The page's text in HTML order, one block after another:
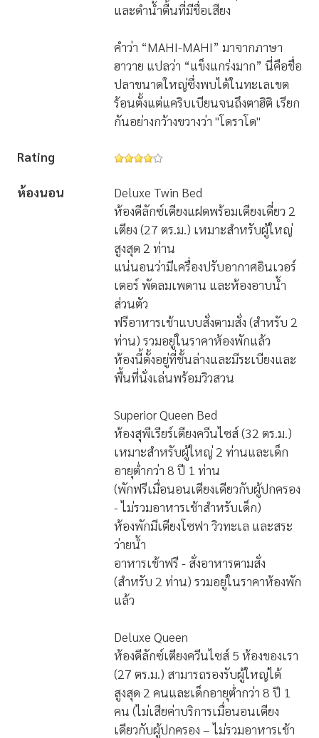
และดำน้ำตื้นที่มีชื่อเสียง
คำว่า “MAHI-MAHI” มาจากภาษา
ฮาวาย แปลว่า “แข็งแกร่งมาก” นี่คือชื่อ
ปลาขนาดใหญ่ซึ่งพบได้ในทะเลเขต
ร้อนตั้งแต่แคริบเบียนจนถึงตาฮิติ เรียก
กันอย่างกว้างขวางว่า "โดราโด"
Rating
ห้องนอน
Deluxe Twin Bed
ห้องดีลักซ์เตียงแฝดพร้อมเตียงเดี่ยว 2
เตียง (27 ตร.ม.) เหมาะสำหรับผู้ใหญ่
สูงสุด 2 ท่าน
แน่นอนว่ามีเครื่องปรับอากาศอินเวอร์
เตอร์ พัดลมเพดาน และห้องอาบน้ำ
ส่วนตัว
ฟรีอาหารเช้าแบบสั่งตามสั่ง (สำหรับ 2
ท่าน) รวมอยู่ในราคาห้องพักแล้ว
ห้องนี้ตั้งอยู่ที่ชั้นล่างและมีระเบียงและ
พื้นที่นั่งเล่นพร้อมวิวสวน
Superior Queen Bed
ห้องสุพีเรียร์เตียงควีนไซส์ (32 ตร.ม.)
เหมาะสำหรับผู้ใหญ่ 2 ท่านและเด็ก
อายุต่ำกว่า 8 ปี 1 ท่าน
(พักฟรีเมื่อนอนเตียงเดียวกับผู้ปกครอง
- ไม่รวมอาหารเช้าสำหรับเด็ก)
ห้องพักมีเตียงโซฟา วิวทะเล และสระ
ว่ายน้ำ
อาหารเช้าฟรี - สั่งอาหารตามสั่ง
(สำหรับ 2 ท่าน) รวมอยู่ในราคาห้องพัก
แล้ว
Deluxe Queen
ห้องดีลักซ์เตียงควีนไซส์ 5 ห้องของเรา
(27 ตร.ม.) สามารถรองรับผู้ใหญ่ได้
สูงสุด 2 คนและเด็กอายุต่ำกว่า 8 ปี 1
คน (ไม่เสียค่าบริการเมื่อนอนเตียง
เดียวกับผู้ปกครอง – ไม่รวมอาหารเช้า